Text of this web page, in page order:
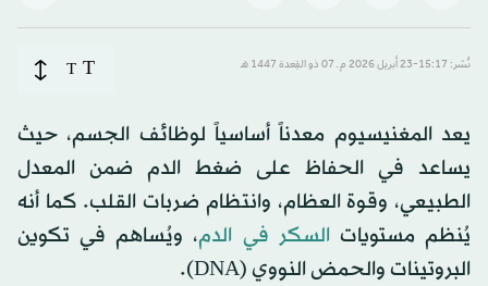
نُشر: 15:17-23 أبريل 2026 م ـ 07 ذو القِعدة 1447 هـ T
T
يعد المغنيسيوم معدناً أساسياً لوظائف الجسم، حيث
يساعد في الحفاظ على ضغط الدم ضمن المعدل
الطبيعي، وقوة العظام، وانتظام ضربات القلب. كما أنه
يُنظم مستويات السكر في الدم، ويُساهم في تكوين
البروتينات والحمض النووي (DNA).